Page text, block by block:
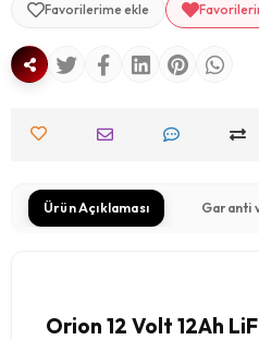
Favorilerime ekle
Ürün Açıklaması Garanti
Orion 12 Volt 12Ah